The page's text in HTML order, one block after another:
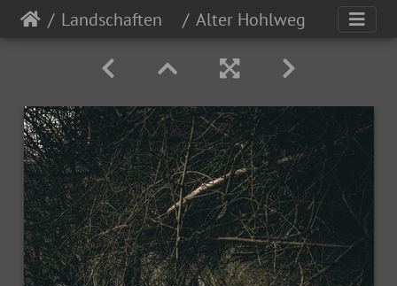
Landschaften Alter Hohlweg